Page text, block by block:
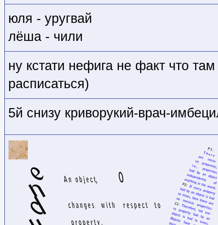
юля - уругвай
лёша - чили
ну кстати нефига не факт что
расписаться)
5й снизу криворукий-врач-